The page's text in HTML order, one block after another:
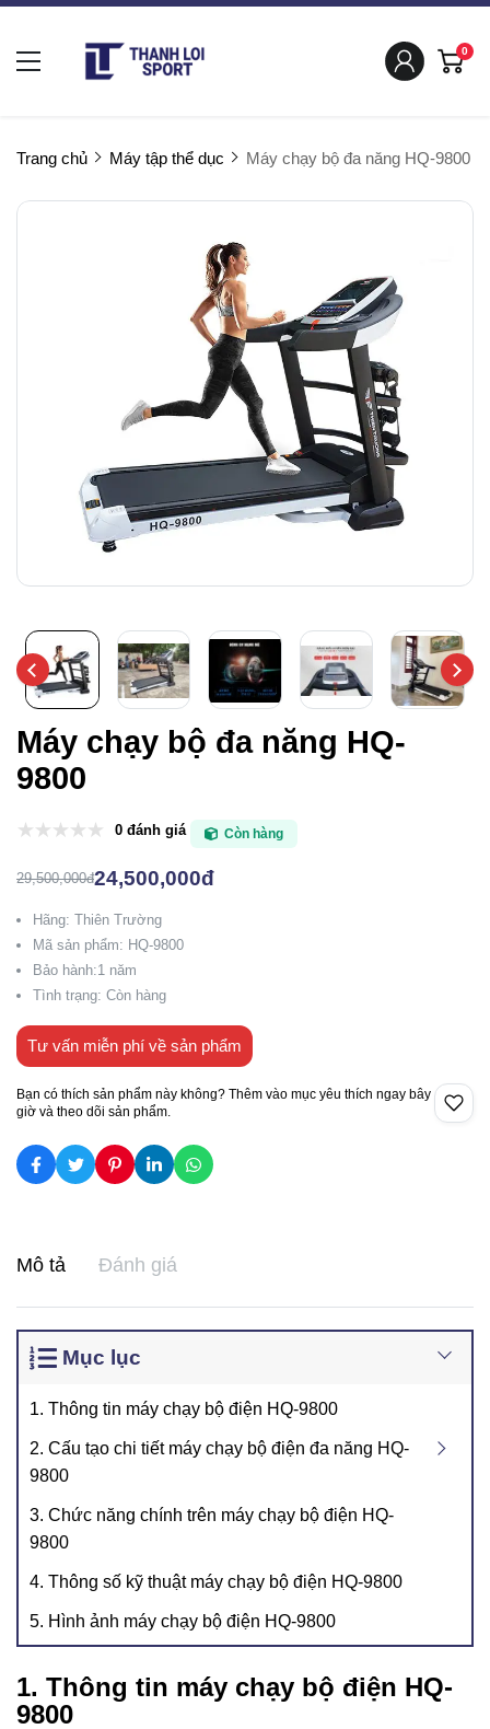
0
Trang chủ Máy tập thể dục Máy chạy bộ đa năng HQ-9800
Máy chạy bộ đa năng HQ-
9800
0 đánh giá Còn hàng
29,500,000đ24,500,000đ
Hãng: Thiên Trường
Mã sản phẩm: HQ-9800
Bảo hành:1 năm
Tình trạng: Còn hàng
Tư vấn miễn phí về sản phẩm
Bạn có thích sản phẩm này không? Thêm vào mục yêu thích ngay bây
giờ và theo dõi sản phẩm.
Mô tả Đánh giá
Mục lục
1. Thông tin máy chạy bộ điện HQ-9800
2. Cấu tạo chi tiết máy chạy bộ điện đa năng HQ-
9800
3. Chức năng chính trên máy chạy bộ điện HQ-
9800
4. Thông số kỹ thuật máy chạy bộ điện HQ-9800
5. Hình ảnh máy chạy bộ điện HQ-9800
1. Thông tin máy chạy bộ điện HQ-
9800